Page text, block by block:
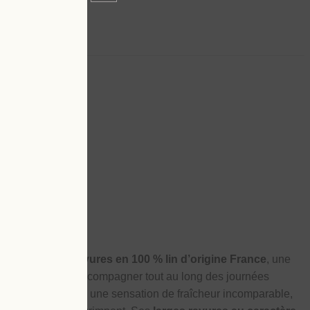
larges rayures en 100 % lin d’origine France, une
pour vous accompagner tout au long des journées
le lin procure une sensation de fraîcheur incomparable,